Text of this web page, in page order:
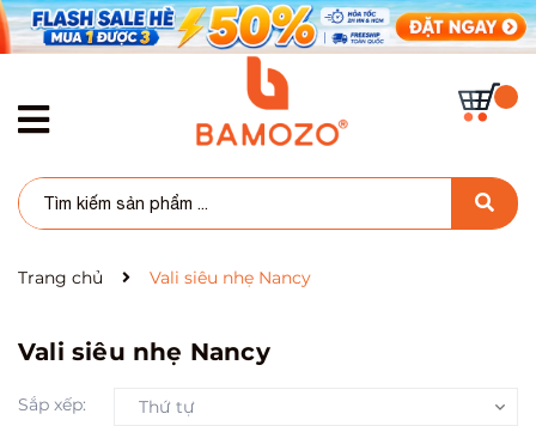
Trang chủ Vali siêu nhẹ Nancy
Vali siêu nhẹ Nancy
Sắp xếp: Thứ tự